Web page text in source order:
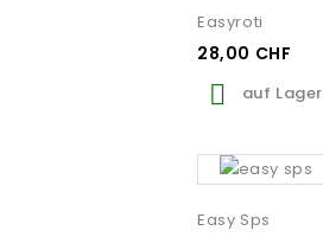
Easyroti
28,00 CHF
 auf Lager
Easy Sps